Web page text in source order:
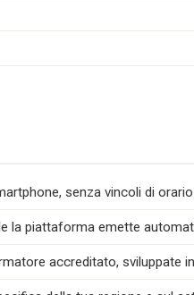
senza vincoli di
la piattaforma emette
accreditato, sviluppate